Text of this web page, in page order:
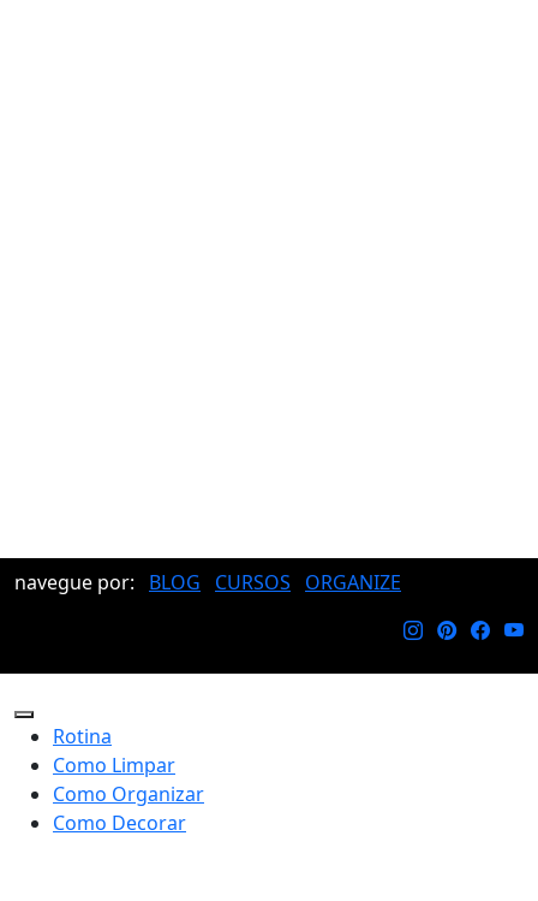
navegue por: BLOG CURSOS ORGANIZE
Rotina
Como Limpar
Como Organizar
Como Decorar